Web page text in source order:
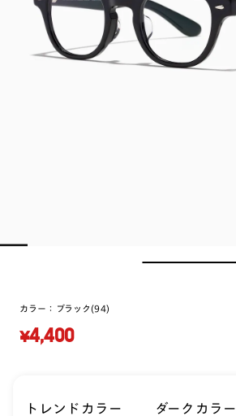
カラー： ブラック(94)
¥4,400
トレンドカラー ダークカラー